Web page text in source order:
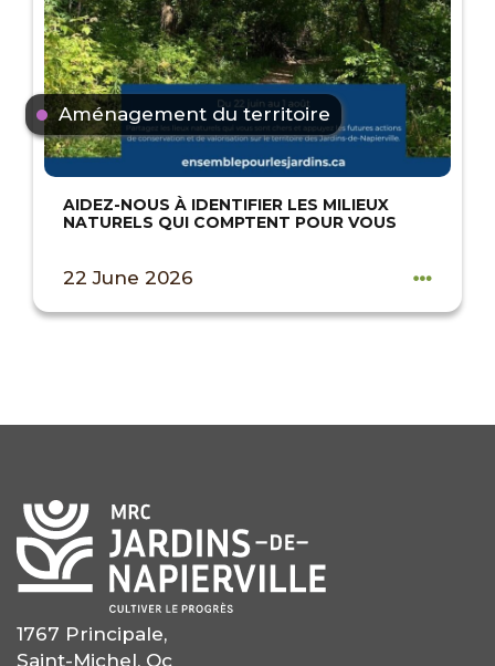
Aménagement du territoire
AIDEZ-NOUS À IDENTIFIER LES MILIEUX
NATURELS QUI COMPTENT POUR VOUS
22 June 2026
1767 Principale,
Saint-Michel, Qc